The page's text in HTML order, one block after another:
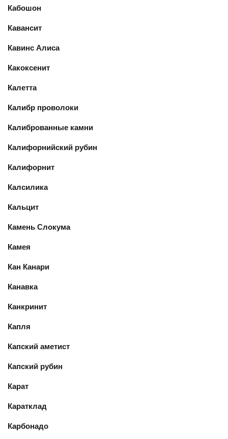
Кабошон
Кавансит
Кавинс Алиса
Какоксенит
Калетта
Калибр проволоки
Калиброванные камни
Калифорнийский рубин
Калифорнит
Калсилика
Кальцит
Камень Слокума
Камея
Кан Канари
Канавка
Канкринит
Капля
Капский аметист
Капский рубин
Карат
Каратклад
Карбонадо